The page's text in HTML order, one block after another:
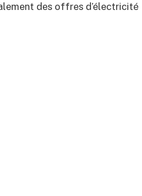
des offres d’électricité